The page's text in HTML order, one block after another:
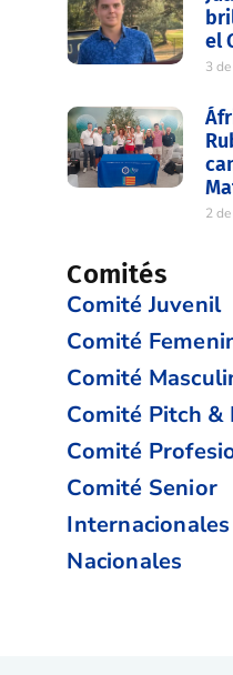
el
3
2
Comités
Comité Juvenil
Comité
Comité
Comité Pitch &
Comité
Comité Senior
Internacionales
Nacionales